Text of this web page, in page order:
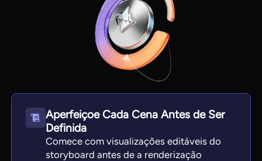
Aperfeiçoe Cada Cena Antes de Ser
Definida
Comece com visualizações editáveis do
storyboard antes de a renderização